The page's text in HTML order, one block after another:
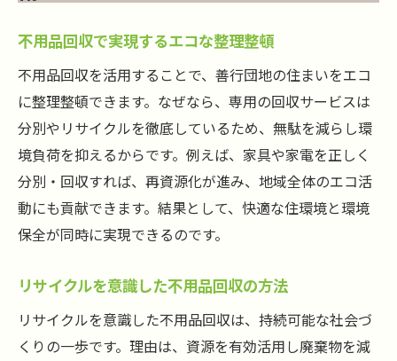
不用品回収で実現するエコな整理整頓
不用品回収を活用することで、善行団地の住まいをエコ
に整理整頓できます。なぜなら、専用の回収サービスは
分別やリサイクルを徹底しているため、無駄を減らし環
境負荷を抑えるからです。例えば、家具や家電を正しく
分別・回収すれば、再資源化が進み、地域全体のエコ活
動にも貢献できます。結果として、快適な住環境と環境
保全が同時に実現できるのです。
リサイクルを意識した不用品回収の方法
リサイクルを意識した不用品回収は、持続可能な社会づ
くりの一歩です。理由は、資源を有効活用し廃棄物を減